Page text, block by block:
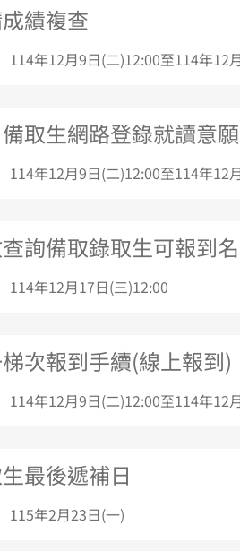
績複查
114年12月9日(二)12:00至114年12
取生網路登錄就讀意願
114年12月9日(二)12:00至114年12
詢備取錄取生可報到
114年12月17日(三)12:00
次報到手續(線上報到)
114年12月9日(二)12:00至114年12
最後遞補日
115年2月23日(一)